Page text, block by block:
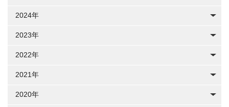
2024年
2023年
2022年
2021年
2020年